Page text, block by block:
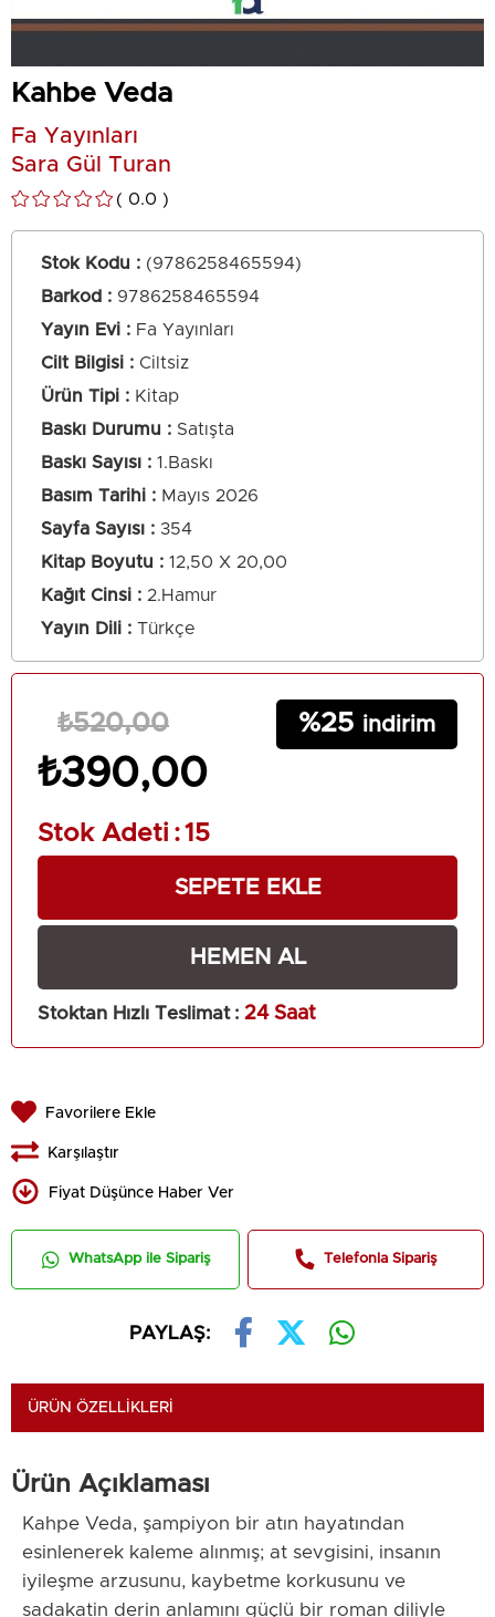
Kahbe Veda
Fa Yayınları
Sara Gül Turan
0.0
Stok Kodu
(9786258465594)
Barkod : 9786258465594
Yayın Evi
Fa Yayınları
Cilt Bilgisi
Ciltsiz
Ürün Tipi
Kitap
Baskı Durumu
Satışta
Baskı Sayısı
1.Baskı
Basım Tarihi
Mayıs 2026
Sayfa Sayısı
354
Kitap Boyutu
12,50 X 20,00
Kağıt Cinsi
2.Hamur
Yayın Dili
Türkçe
₺520,00
₺390,00
25
Stok Adeti :15
Stoktan Hızlı Teslimat : 24 Saat
Favorilere Ekle
Karşılaştır
Fiyat Düşünce Haber Ver
WhatsApp ile Sipariş Telefonla Sipariş
PAYLAŞ:
ÜRÜN ÖZELLIKLERI
Ürün Açıklaması
Kahpe Veda, şampiyon bir atın hayatından
esinlenerek kaleme alınmış; at sevgisini, insanın
iyileşme arzusunu, kaybetme korkusunu ve
sadakatin derin anlamını güçlü bir roman diliyle